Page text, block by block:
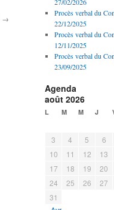
→
Procès verbal du
22/12/2025
Procès verbal du
12/11/2025
Procès verbal du
23/09/2025
Agenda
août 2026
L M M J
3
4 5 6
10
11 12 13
17
18 19 20
24
25 26 27
31